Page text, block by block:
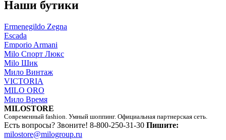
Наши бутики
Ermenegildo Zegna
Escada
Emporio Armani
Milo Спорт Люкс
Milo Шик
Мило Винтаж
VICTORIA
MILO ORO
Мило Время
MILOSTORE
Современный fashion. Умный шоппинг. Официальная партнерская сеть.
Есть вопросы? Звоните! 8-800-250-31-30 Пишите:
milostore@milogroup.ru